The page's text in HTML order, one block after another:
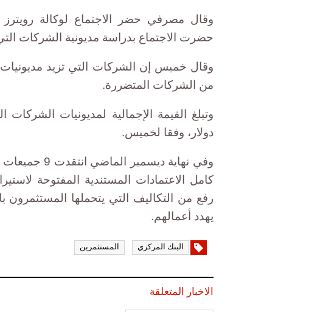
وقال مصرفي حضر الاجتماع لوكالة
حضرت الاجتماع بدراسة مديونية الشركات التي تزيد على 5 ملايين
من الشركات المتضررة.
دولار، وفقا لخميس.
وفي نهاية
كامل الاعتمادات المستندية المفتوحة
رفع من التكاليف التي يتحملها المستثمرون
يهدد أعمالهم.
البنك المركزي المستثمرين
الاخبار المتعلقة